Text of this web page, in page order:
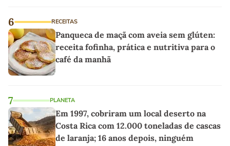
6 RECEITAS
Panqueca de maçã com aveia sem glúten:
receita fofinha, prática e nutritiva para o
café da manhã
7 PLANETA
Em 1997, cobriram um local deserto na
Costa Rica com 12.000 toneladas de cascas
de laranja; 16 anos depois, ninguém